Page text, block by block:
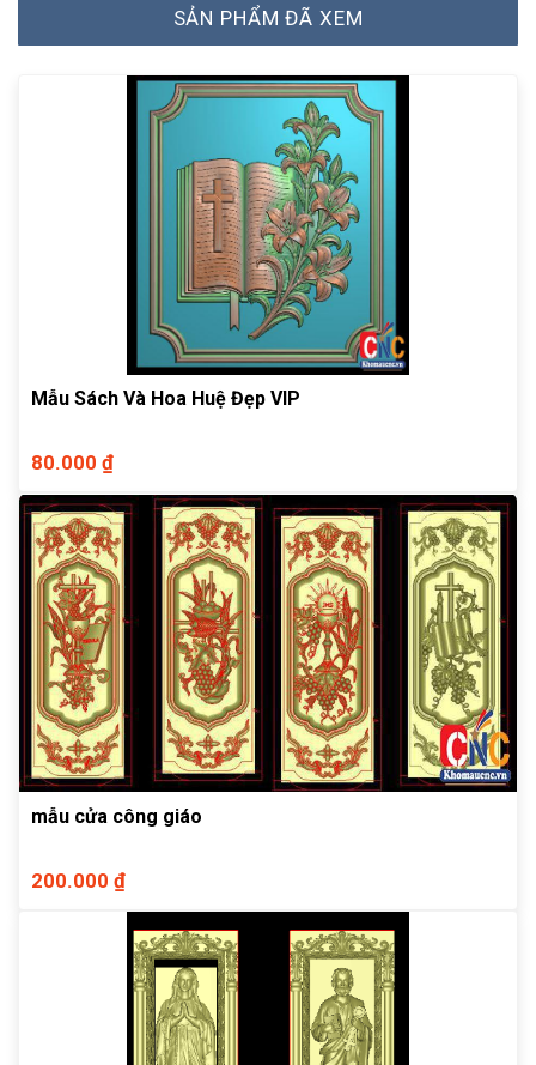
SẢN PHẨM ĐÃ XEM
Mẫu Sách Và Hoa Huệ Đẹp VIP
80.000 ₫
mẫu cửa công giáo
200.000 ₫